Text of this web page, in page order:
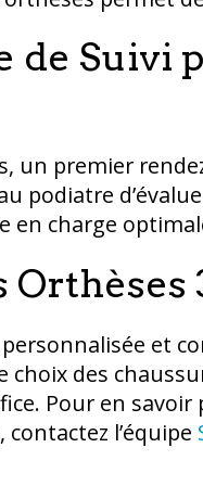
de Suivi
un premier
podiatre
en charge
et
des
Pour en savoir
l’équipe